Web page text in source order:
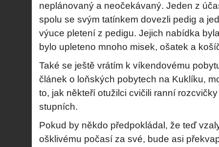
neplánovaný a neočekávaný. Jeden z
spolu se svým tatínkem dovezli pedig a
výuce pletení z pedigu. Jejich nabídka
bylo upleteno mnoho misek, ošatek a
Také se ještě vrátím k víkendovému
článek o loňských pobytech na Kuklíku,
to, jak někteří otužilci cvičili ranní
stupních.
Pokud by někdo předpokládal, že teď
ošklivému počasí za své, bude asi